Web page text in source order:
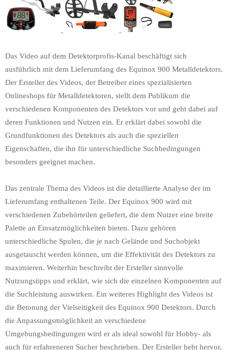
Das Video auf dem Detektorprofis-Kanal beschäftigt sich
ausführlich mit dem Lieferumfang des Equinox 900 Metalldetektors.
Der Ersteller des Videos, der Betreiber eines spezialisierten
Onlineshops für Metalldetektoren, stellt dem Publikum die
verschiedenen Komponenten des Detektors vor und geht dabei auf
deren Funktionen und Nutzen ein. Er erklärt dabei sowohl die
Grundfunktionen des Detektors als auch die speziellen
Eigenschaften, die ihn für unterschiedliche Suchbedingungen
besonders geeignet machen.
Das zentrale Thema des Videos ist die detaillierte Analyse der im
Lieferumfang enthaltenen Teile. Der Equinox 900 wird mit
verschiedenen Zubehörteilen geliefert, die dem Nutzer eine breite
Palette an Einsatzmöglichkeiten bieten. Dazu gehören
unterschiedliche Spulen, die je nach Gelände und Suchobjekt
ausgetauscht werden können, um die Effektivität des Detektors zu
maximieren. Weiterhin beschreibt der Ersteller sinnvolle
Nutzungstipps und erklärt, wie sich die einzelnen Komponenten auf
die Suchleistung auswirken. Ein weiteres Highlight des Videos ist
die Betonung der Vielseitigkeit des Equinox 900 Detektors. Durch
die Anpassungsmöglichkeit an verschiedene
Umgebungsbedingungen wird er als ideal sowohl für Hobby- als
auch für erfahreneren Sucher beschrieben. Der Ersteller hebt hervor,